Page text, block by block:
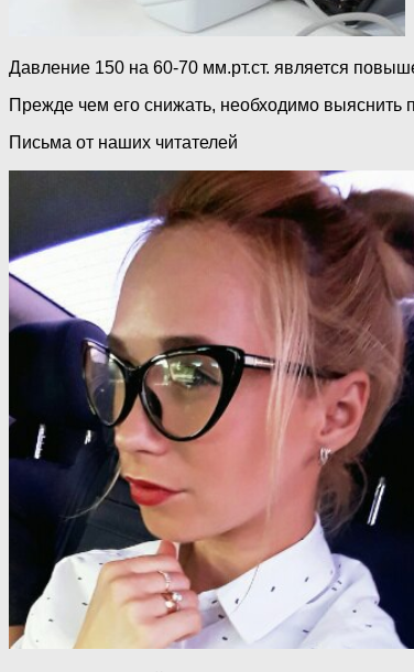
Давление 150 на 60-70 мм.рт.ст. является
Прежде чем его снижать, необходимо выяснить
Письма от наших читателей